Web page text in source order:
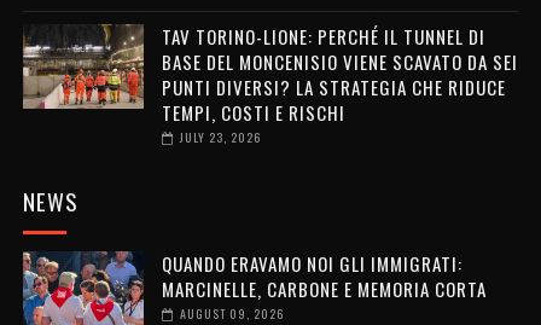
TAV TORINO-LIONE: PERCHÉ IL TUNNEL DI
BASE DEL MONCENISIO VIENE SCAVATO DA SEI
PUNTI DIVERSI? LA STRATEGIA CHE RIDUCE
TEMPI, COSTI E RISCHI
JULY 23, 2026
NEWS
QUANDO ERAVAMO NOI GLI IMMIGRATI:
MARCINELLE, CARBONE E MEMORIA CORTA
AUGUST 09, 2026